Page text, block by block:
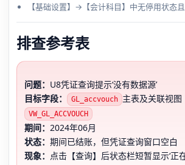
【基础设置】→【会计科目】中无停用状态
排查参考表
问题： U8凭证查询提示‘没有数据源’
目标字段：
GL_accvouch 主表及关联视图
VW_GL_ACCVOUCH
期间： 2024年06月
状态： 期间已结账，但凭证查询窗口空白
现象： 点击【查询】后状态栏短暂显示‘正